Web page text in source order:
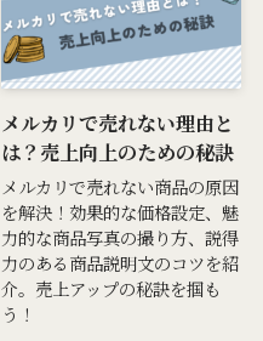
メルカリで売れない理由と
は？売上向上のための秘訣
メルカリで売れない商品の原因
を解決！効果的な価格設定、魅
力的な商品写真の撮り方、説得
力のある商品説明文のコツを紹
介。売上アップの秘訣を掴も
う！